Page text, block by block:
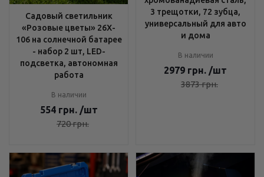
Садовый светильник
«Розовые цветы» 26X-
106 на солнечной батарее
- набор 2 шт, LED-
подсветка, автономная
работа
В наличии
554 грн. /шт
720грн.
3 трещотки, 72 зубца,
универсальный для авто
и дома
В наличии
2979 грн. /шт
3873грн.